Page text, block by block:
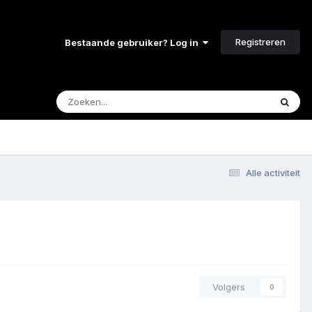
Bestaande gebruiker? Log in Registreren
Alle activiteit
Volgers 0